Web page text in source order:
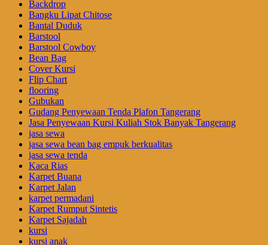
Backdrop
Bangku Lipat Chitose
Bantal Duduk
Barstool
Barstool Cowboy
Bean Bag
Cover Kursi
Flip Chart
flooring
Gubukan
Gudang Penyewaan Tenda Plafon Tangerang
Jasa Penyewaan Kursi Kuliah Stok Banyak Tangerang
jasa sewa
jasa sewa bean bag empuk berkualitas
jasa sewa tenda
Kaca Rias
Karpet Buana
Karpet Jalan
karpet permadani
Karpet Rumput Sintetis
Karpet Sajadah
kursi
kursi anak